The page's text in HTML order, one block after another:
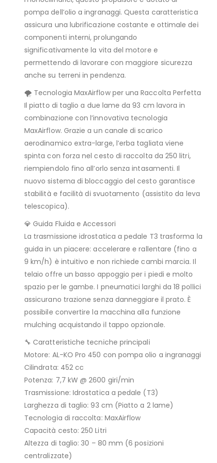
pompa dell’olio a ingranaggi. Questa caratteristica
assicura una lubrificazione costante e ottimale dei
componenti interni, prolungando
significativamente la vita del motore e
permettendo di lavorare con maggiore sicurezza
anche su terreni in pendenza.
🌪️ Tecnologia MaxAirflow per una Raccolta Perfetta
Il piatto di taglio a due lame da 93 cm lavora in
combinazione con l’innovativa tecnologia
MaxAirflow. Grazie a un canale di scarico
aerodinamico extra-large, l’erba tagliata viene
spinta con forza nel cesto di raccolta da 250 litri,
riempiendolo fino all’orlo senza intasamenti. Il
nuovo sistema di bloccaggio del cesto garantisce
stabilità e facilità di svuotamento (assistito da leva
telescopica).
💎 Guida Fluida e Accessori
La trasmissione idrostatica a pedale T3 trasforma la
guida in un piacere: accelerare e rallentare (fino a
9 km/h) è intuitivo e non richiede cambi marcia. Il
telaio offre un basso appoggio per i piedi e molto
spazio per le gambe. I pneumatici larghi da 18 pollici
assicurano trazione senza danneggiare il prato. È
possibile convertire la macchina alla funzione
mulching acquistando il tappo opzionale.
🔧 Caratteristiche tecniche principali
Motore: AL-KO Pro 450 con pompa olio a ingranaggi
Cilindrata: 452 cc
Potenza: 7,7 kW @ 2600 giri/min
Trasmissione: Idrostatica a pedale (T3)
Larghezza di taglio: 93 cm (Piatto a 2 lame)
Tecnologia di raccolta: MaxAirflow
Capacità cesto: 250 Litri
Altezza di taglio: 30 – 80 mm (6 posizioni
centralizzate)